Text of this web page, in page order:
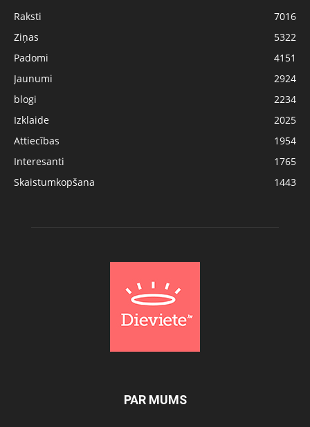
Raksti
7016
Ziņas
5322
Padomi
4151
Jaunumi
2924
blogi
2234
Izklaide
2025
Attiecības
1954
Interesanti
1765
Skaistumkopšana
1443
PAR MUMS